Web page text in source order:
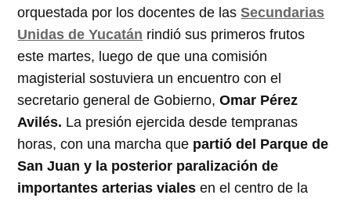
orquestada por los docentes de lasSecundarias
Unidas de Yucatán rindió sus primeros frutos
este martes, luego de que una comisión
magisterial sostuviera un encuentro con el
secretario general de Gobierno,Omar Pérez
Avilés. La presión ejercida desde tempranas
horas, con una marcha que partió del Parque de
San Juan y la posterior paralización de
importantes arterias viales en el centro de la